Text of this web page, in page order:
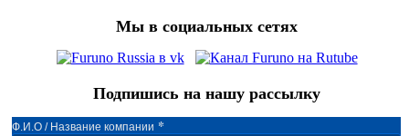
Мы в социальных сетях
Подпишись на нашу рассылку
Ф.И.О / Название компании *